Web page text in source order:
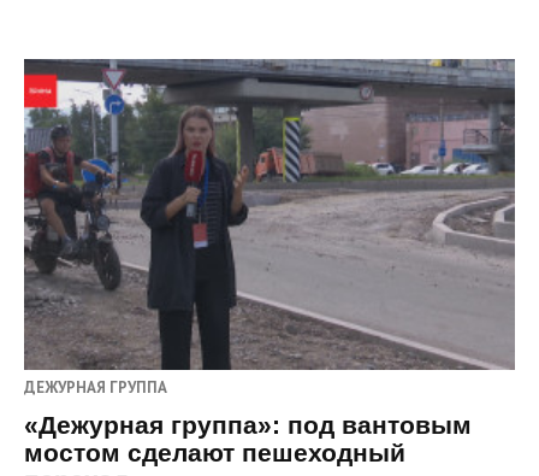
ДЕЖУРНАЯ ГРУППА
«Дежурная группа»: под вантовым
мостом сделают пешеходный